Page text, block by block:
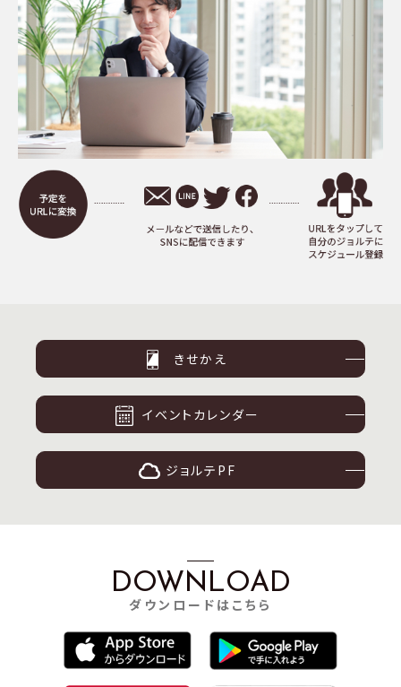
きせかえ
イベントカレンダー
ジョルテPF
DOWNLOAD
ダウンロードはこちら